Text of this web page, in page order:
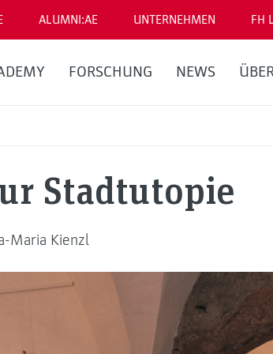
ALUMNI:AE UNTERNEHMEN FH
FORSCHUNG NEWS
Stadtutopie
Maria Kienzl